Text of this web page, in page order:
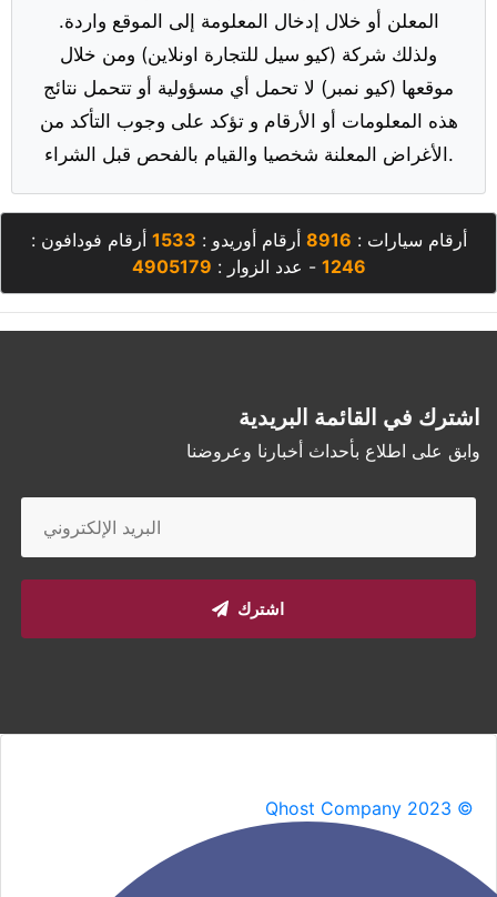
المعلن أو خلال إدخال المعلومة إلى الموقع واردة.
ولذلك شركة (كيو سيل للتجارة اونلاين) ومن خلال
موقعها (كيو نمبر) لا تحمل أي مسؤولية أو تتحمل نتائج
هذه المعلومات أو الأرقام و تؤكد على وجوب التأكد من
الأغراض المعلنة شخصيا والقيام بالفحص قبل الشراء.
أرقام سيارات : 8916 أرقام أوريدو : 1533 أرقام فودافون :
1246 - عدد الزوار : 4905179
اشترك في القائمة البريدية
وابق على اطلاع بأحداث أخبارنا وعروضنا
اشترك
Qhost Company 2023 ©